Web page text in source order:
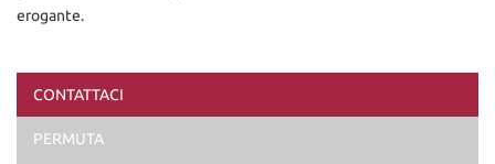
Ho letto e accettol'informativa privacy*
Acconsento al trattamento dei miei dati per finalità di
erogante.
CONTATTACI
PERMUTA